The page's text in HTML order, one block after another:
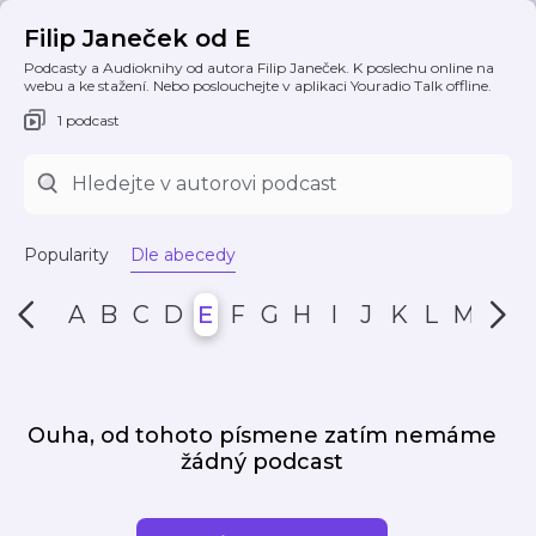
Filip Janeček od E
Podcasty a Audioknihy od autora Filip Janeček. K poslechu online na
webu a ke stažení. Nebo poslouchejte v aplikaci Youradio Talk offline.
1 podcast
Popularity Dle abecedy
A B C D E F G H I J K L M N
Ouha, od tohoto písmene zatím nemáme
žádný podcast